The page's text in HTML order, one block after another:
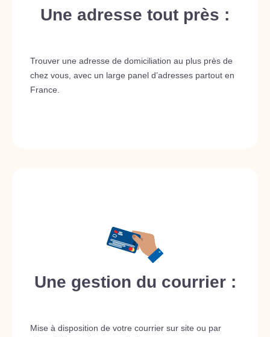
Une adresse tout près :
Trouver une adresse de domiciliation au plus près de
chez vous, avec un large panel d’adresses partout en
France.
Une gestion du courrier :
Mise à disposition de votre courrier sur site ou par